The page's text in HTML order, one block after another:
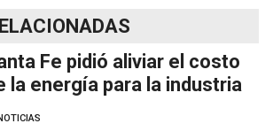
Fe pidió aliviar el costo
la energía para la industria